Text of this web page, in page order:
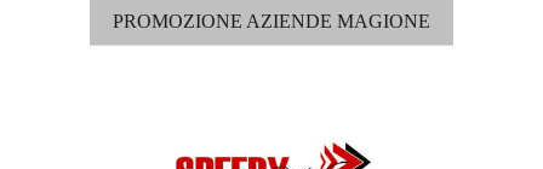
PROMOZIONE AZIENDE MAGIONE